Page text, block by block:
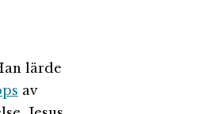
lärde
av